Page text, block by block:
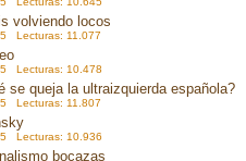
volviendo locos
Lecturas: 11.077
Lecturas: 10.478
se queja la ultraizquierda española?
Lecturas: 11.807
Lecturas: 10.936
bocazas